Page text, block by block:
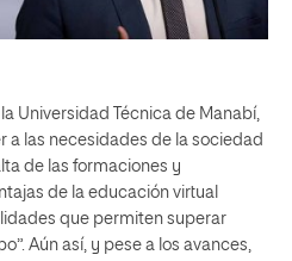
la Universidad Técnica de Manabí,
a las necesidades de la sociedad
de las formaciones y
de la educación virtual
que permiten superar
Aún así, y pese a los avances,